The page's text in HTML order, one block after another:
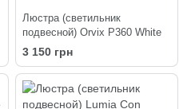
Люстра (светильник
подвесной) Orvix P360 White
3 150 грн